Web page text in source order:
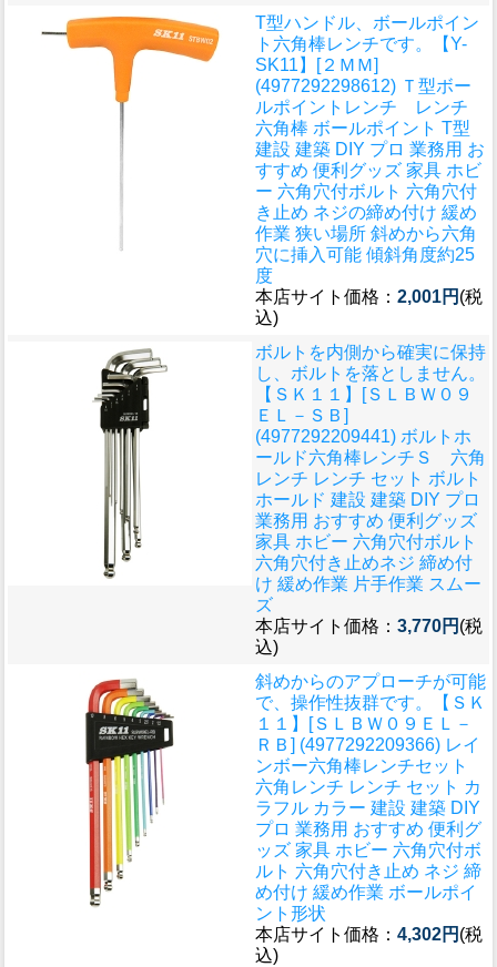
T型ハンドル、ボールポイン
ト六角棒レンチです。
【Y-
SK11】[２ＭＭ]
(4977292298612) Ｔ型ボー
ルポイントレンチ レンチ
六角棒 ボールポイント T型
建設 建築 DIY プロ 業務用 お
すすめ 便利グッズ 家具 ホビ
ー 六角穴付ボルト 六角穴付
き止め ネジの締め付け 緩め
作業 狭い場所 斜めから六角
穴に挿入可能 傾斜角度約25
度
本店サイト価格： 2,001円 (税
込)
ボルトを内側から確実に保持
し、ボルトを落としません。
【ＳＫ１１】[ＳＬＢＷ０９
ＥＬ－ＳＢ]
(4977292209441) ボルトホ
ールド六角棒レンチＳ 六角
レンチ レンチ セット ボルト
ホールド 建設 建築 DIY プロ
業務用 おすすめ 便利グッズ
家具 ホビー 六角穴付ボルト
六角穴付き止めネジ 締め付
け 緩め作業 片手作業 スムー
ズ
本店サイト価格： 3,770円 (税
込)
斜めからのアプローチが可能
で、操作性抜群です。
【ＳＫ
１１】[ＳＬＢＷ０９ＥＬ－
ＲＢ] (4977292209366) レイ
ンボー六角棒レンチセット
六角レンチ レンチ セット カ
ラフル カラー 建設 建築 DIY
プロ 業務用 おすすめ 便利グ
ッズ 家具 ホビー 六角穴付ボ
ルト 六角穴付き止め ネジ 締
め付け 緩め作業 ボールポイ
ント形状
本店サイト価格： 4,302円 (税
込)